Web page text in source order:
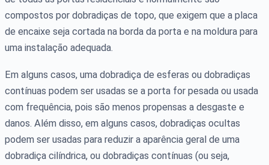
compostos por dobradiças de topo, que exigem que a placa
de encaixe seja cortada na borda da porta e na moldura para
uma instalação adequada.
Em alguns casos, uma dobradiça de esferas ou dobradiças
contínuas podem ser usadas se a porta for pesada ou usada
com frequência, pois são menos propensas a desgaste e
danos. Além disso, em alguns casos, dobradiças ocultas
podem ser usadas para reduzir a aparência geral de uma
dobradiça cilíndrica, ou dobradiças contínuas (ou seja,